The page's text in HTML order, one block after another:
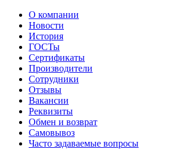
О компании
Новости
История
ГОСТы
Сертификаты
Производители
Сотрудники
Отзывы
Вакансии
Реквизиты
Обмен и возврат
Самовывоз
Часто задаваемые вопросы